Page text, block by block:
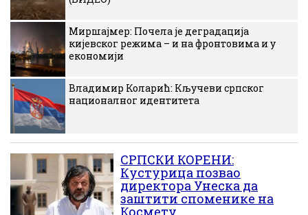
Миршајмер: Почела је деградација
кијевског режима – и на фронтовима и у
економији
Владимир Коларић: Кључеви српског
националног идентитета
СРПСКИ КОРЕНИ:
Кустурица позвао
директора Унеска да
заштити споменике на
Космету